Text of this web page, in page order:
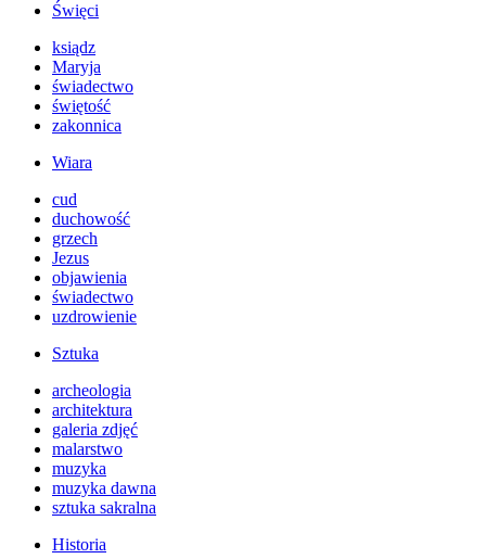
Święci
ksiądz
Maryja
świadectwo
świętość
zakonnica
Wiara
cud
duchowość
grzech
Jezus
objawienia
świadectwo
uzdrowienie
Sztuka
archeologia
architektura
galeria zdjęć
malarstwo
muzyka
muzyka dawna
sztuka sakralna
Historia